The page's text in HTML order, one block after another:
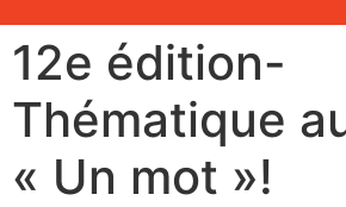
12e édition-
Thématique
« Un mot »!